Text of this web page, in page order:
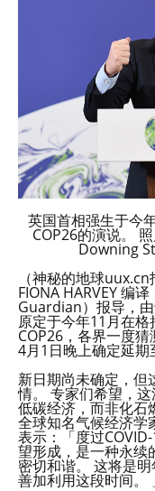
英国首相强生于今
COP26的演说。
Downing
（神秘的地球
FIONA HARVEY 编
Guardian）报导，由
原定于今年11月在
COP26，各界一度
4月1日晚上确定延期
新日期尚未确定，但
情。 专家们希望，
低碳经济，而非化石
全球知名气候经济学
表示：「度过
望形成，是一种永续
密切和谐。 这将是
善加利用这段时间。